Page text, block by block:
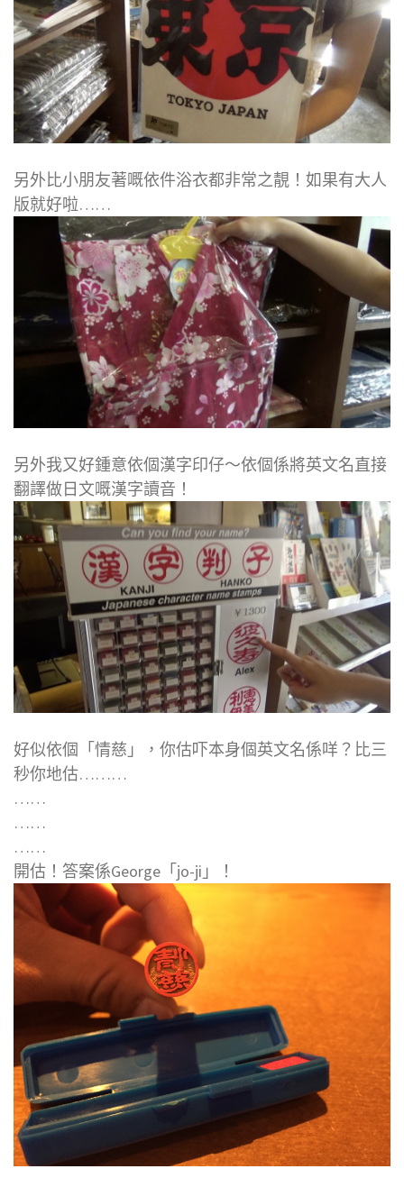
另外比小朋友著嘅依件浴衣都非常之靚！如果有大人
版就好啦……
另外我又好鍾意依個漢字印仔～依個係將英文名直接
翻譯做日文嘅漢字讀音！
好似依個「情慈」，你估吓本身個英文名係咩？比三
秒你地估………
……
……
……
開估！答案係George「jo-ji」！